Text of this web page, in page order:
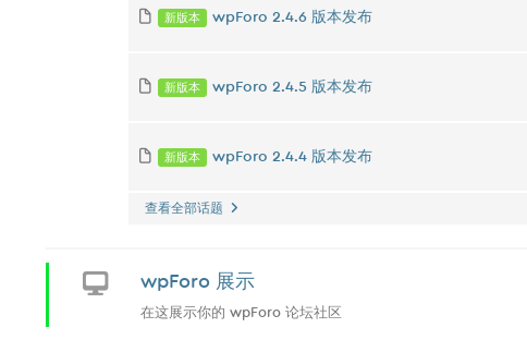
新版本 wpForo 2.4.6 版本发布
新版本 wpForo 2.4.5 版本发布
新版本 wpForo 2.4.4 版本发布
查看全部话题
wpForo 展示
在这展示你的 wpForo 论坛社区